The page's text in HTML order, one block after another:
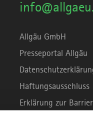
Allgäu GmbH
Presseportal Allgäu
Haftungsausschluss
Erklärung zur